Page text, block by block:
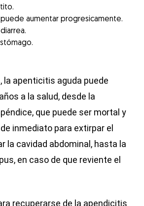
aumentar progresicamente.
la apenticitis aguda puede
a la salud, desde la
que puede ser mortal y
inmediato para extirpar el
la cavidad abdominal, hasta la
en caso de que reviente el
recuperarse de la apendicitis